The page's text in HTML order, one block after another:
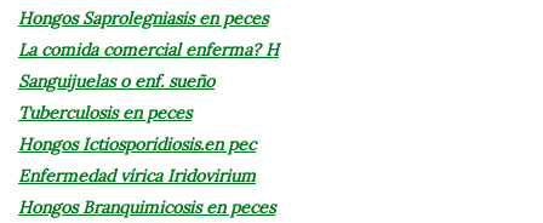
Hongos Saprolegniasis en peces
La comida comercial enferma? H
Sanguijuelas o enf. sueño
Tuberculosis en peces
Hongos Ictiosporidiosis.en pec
Enfermedad vírica Iridovirium
Hongos Branquimicosis en peces